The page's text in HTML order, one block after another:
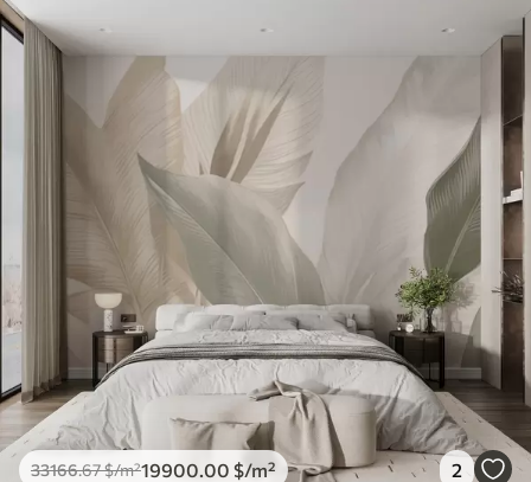
33166.67$/m²19900 .00 $/m² 2